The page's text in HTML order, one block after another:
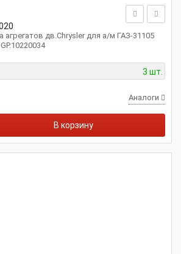
агрегатов дв.Chrysler для а/м ГАЗ-31105
3 шт.
Аналоги
В корзину